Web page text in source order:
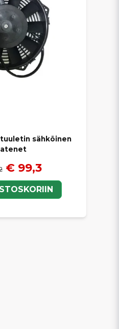
sähköinen
€ 99,3